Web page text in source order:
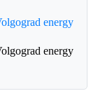
energy
energy